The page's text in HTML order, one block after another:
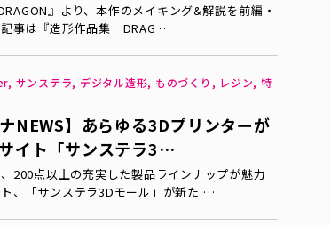
』より、本作のメイキング&解説を前編・
事は『造形作品集 DRAG …
ンステラ, デジタル造形, ものづくり, レジン, 特
NEWS】あらゆる3Dプリンターが
イト「サンステラ3…
​​200点以上の充実した製品ラインナップが魅力
、「サンステラ3Dモール」が新た …